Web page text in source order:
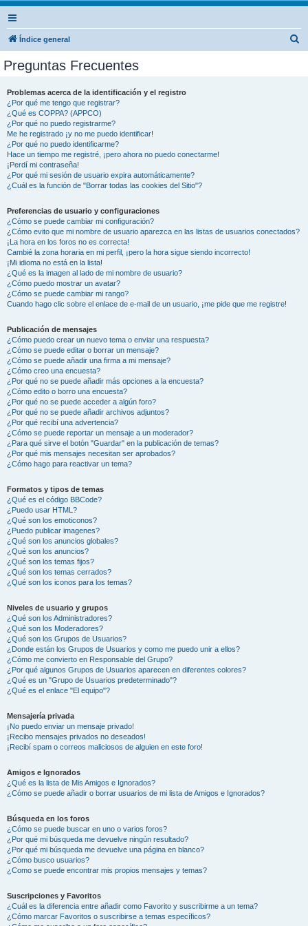
Índice general
Preguntas Frecuentes
Problemas acerca de la identificación y el registro
¿Por qué me tengo que registrar?
¿Qué es COPPA? (APPCO)
¿Por qué no puedo registrarme?
Me he registrado ¡y no me puedo identificar!
¿Por qué no puedo identificarme?
Hace un tiempo me registré, ¡pero ahora no puedo conectarme!
¡Perdí mi contraseña!
¿Por qué mi sesión de usuario expira automáticamente?
¿Cuál es la función de "Borrar todas las cookies del Sitio"?
Preferencias de usuario y configuraciones
¿Cómo se puede cambiar mi configuración?
¿Cómo evito que mi nombre de usuario aparezca en las listas de usuarios conectados?
¡La hora en los foros no es correcta!
Cambié la zona horaria en mi perfil, ¡pero la hora sigue siendo incorrecto!
¡Mi idioma no está en la lista!
¿Qué es la imagen al lado de mi nombre de usuario?
¿Cómo puedo mostrar un avatar?
¿Cómo se puede cambiar mi rango?
Cuando hago clic sobre el enlace de e-mail de un usuario, ¡me pide que me registre!
Publicación de mensajes
¿Cómo puedo crear un nuevo tema o enviar una respuesta?
¿Cómo se puede editar o borrar un mensaje?
¿Cómo se puede añadir una firma a mi mensaje?
¿Cómo creo una encuesta?
¿Por qué no se puede añadir más opciones a la encuesta?
¿Cómo edito o borro una encuesta?
¿Por qué no se puede acceder a algún foro?
¿Por qué no se puede añadir archivos adjuntos?
¿Por qué recibí una advertencia?
¿Cómo se puede reportar un mensaje a un moderador?
¿Para qué sirve el botón "Guardar" en la publicación de temas?
¿Por qué mis mensajes necesitan ser aprobados?
¿Cómo hago para reactivar un tema?
Formatos y tipos de temas
¿Qué es el código BBCode?
¿Puedo usar HTML?
¿Qué son los emoticonos?
¿Puedo publicar imagenes?
¿Qué son los anuncios globales?
¿Qué son los anuncios?
¿Qué son los temas fijos?
¿Qué son los temas cerrados?
¿Qué son los iconos para los temas?
Niveles de usuario y grupos
¿Qué son los Administradores?
¿Qué son los Moderadores?
¿Qué son los Grupos de Usuarios?
¿Donde están los Grupos de Usuarios y como me puedo unir a ellos?
¿Cómo me convierto en Responsable del Grupo?
¿Por qué algunos Grupos de Usuarios aparecen en diferentes colores?
¿Qué es un "Grupo de Usuarios predeterminado"?
¿Qué es el enlace "El equipo"?
Mensajería privada
¡No puedo enviar un mensaje privado!
¡Recibo mensajes privados no deseados!
¡Recibí spam o correos maliciosos de alguien en este foro!
Amigos e Ignorados
¿Qué es la lista de Mis Amigos e Ignorados?
¿Cómo se puede añadir o borrar usuarios de mi lista de Amigos e Ignorados?
Búsqueda en los foros
¿Cómo se puede buscar en uno o varios foros?
¿Por qué mi búsqueda me devuelve ningún resultado?
¿Por qué mi búsqueda me devuelve una página en blanco?
¿Cómo busco usuarios?
¿Como se puede encontrar mis propios mensajes y temas?
Suscripciones y Favoritos
¿Cuál es la diferencia entre añadir como Favorito y suscribirme a un tema?
¿Cómo marcar Favoritos o suscribirse a temas específicos?